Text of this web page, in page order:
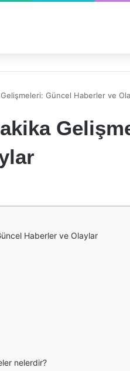
Gelişmeleri: Güncel Haberler ve
Haberler ve Olaylar
nelerdir?